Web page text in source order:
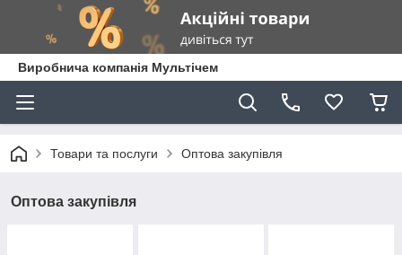
Виробнича компанія Мультічем
Товари та послуги Оптова закупівля
Оптова закупівля